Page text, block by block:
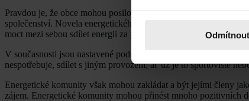
Odmítnout
Pravdou je, že obce mohou posilovat svou energetickou
společenství. Novela energetického zákona, která by měla
moct mezi sebou sdílet energii za předem stanovených a
V současnosti jsou nastavené podmínky pro komunální sdílení:
nespotřebuje, sdílet s jiným provozem, ať už je to sportoviště
Energetické komunity však mohou zakládat a být jejími členy
zájem. Energetické komunity mohou přinést mnoho pozitivních